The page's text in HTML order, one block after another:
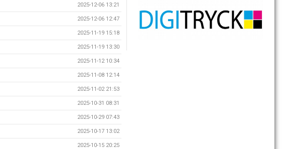
2025-12-06 13:21
2025-12-06 12:47
2025-11-19 15:18
2025-11-19 13:30
2025-11-12 10:34
2025-11-08 12:14
2025-11-02 21:53
2025-10-31 08:31
2025-10-29 07:43
2025-10-17 13:02
2025-10-15 20:25